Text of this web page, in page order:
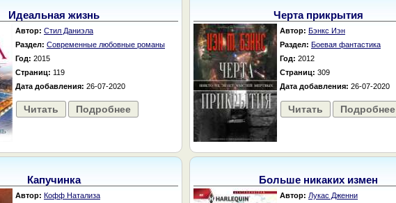
Идеальная жизнь
Автор: Стил Даниэла
Раздел: Современные любовные романы
Год: 2015
Страниц: 119
Дата добавления: 26-07-2020
Читать Подробнее
Черта прикрытия
Автор: Бэнкс Иэн
Раздел: Боевая фантастика
Год: 2012
Страниц: 309
Дата добавления: 26-07-2020
Читать Подробнее
Капучинка
Автор: Кофф Натализа
Больше никаких измен
Автор: Лукас Дженни